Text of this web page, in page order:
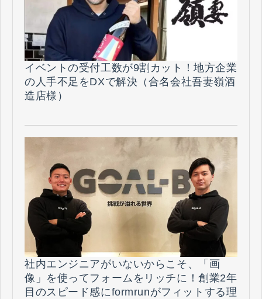
イベントの受付工数が9割カット！地方企業
の人手不足をDXで解決（合名会社吾妻嶺酒
造店様）
社内エンジニアがいないからこそ、「画
像」を使ってフォームをリッチに！創業2年
目のスピード感にformrunがフィットする理